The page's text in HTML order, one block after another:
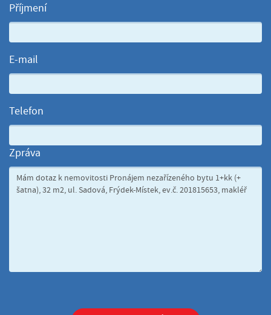
Příjmení
E-mail
Telefon
Zpráva